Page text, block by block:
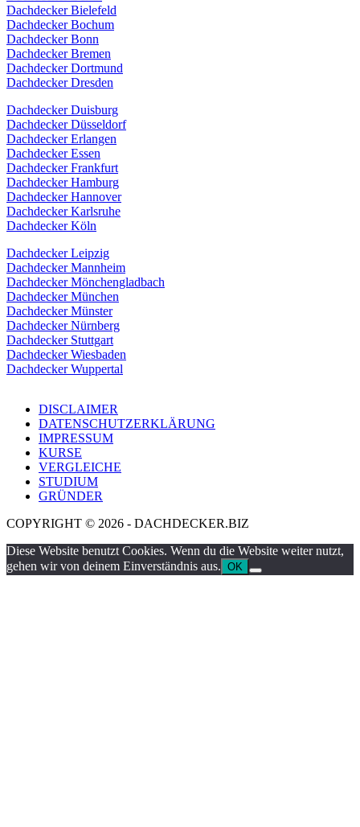
Dachdecker Bielefeld
Dachdecker Bochum
Dachdecker Bonn
Dachdecker Bremen
Dachdecker Dortmund
Dachdecker Dresden
Dachdecker Duisburg
Dachdecker Düsseldorf
Dachdecker Erlangen
Dachdecker Essen
Dachdecker Frankfurt
Dachdecker Hamburg
Dachdecker Hannover
Dachdecker Karlsruhe
Dachdecker Köln
Dachdecker Leipzig
Dachdecker Mannheim
Dachdecker Mönchengladbach
Dachdecker München
Dachdecker Münster
Dachdecker Nürnberg
Dachdecker Stuttgart
Dachdecker Wiesbaden
Dachdecker Wuppertal
DISCLAIMER
DATENSCHUTZERKLÄRUNG
IMPRESSUM
KURSE
VERGLEICHE
STUDIUM
GRÜNDER
COPYRIGHT © 2026 - DACHDECKER.BIZ
Diese Website benutzt Cookies. Wenn du die Website weiter nutzt,
gehen wir von deinem Einverständnis aus. OK